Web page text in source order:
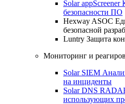
Solar appScreener
безопасности ПО
Hexway ASOC
безопасной
Luntry Защита
Мониторинг и
Solar SIEM
на инциденты
Solar DNS
использующих